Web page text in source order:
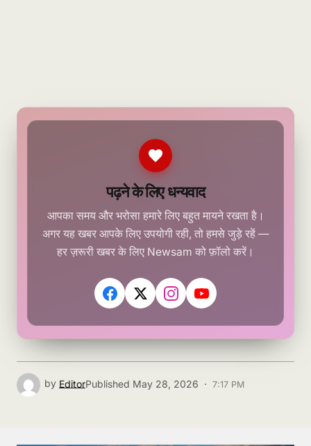
पढ़ने के लिए धन्यवाद
आपका समय और भरोसा हमारे लिए बहुत मायने रखता है।
अगर यह खबर आपके लिए उपयोगी रही, तो हमसे जुड़े रहें —
हर ज़रूरी खबर के लिए Newsam को फ़ॉलो करें।
by EditorPublished May 28, 2026 · 7:17 PM